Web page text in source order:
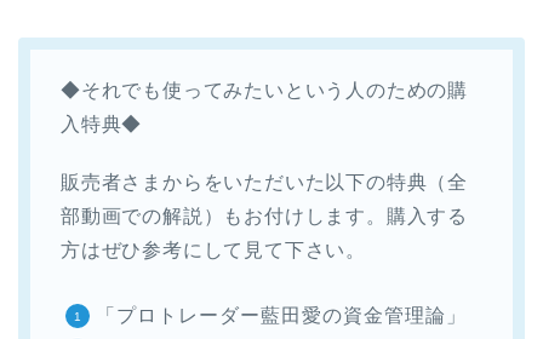
◆それでも使ってみたいという人のための購
入特典◆
販売者さまからをいただいた以下の特典（全
部動画での解説）もお付けします。購入する
方はぜひ参考にして見て下さい。
「プロトレーダー藍田愛の資金管理論」